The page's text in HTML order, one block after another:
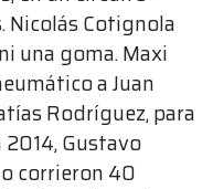
Nicolás Cotignola
una goma. Maxi
a Juan
Rodríguez, para
Gustavo
corrieron 40